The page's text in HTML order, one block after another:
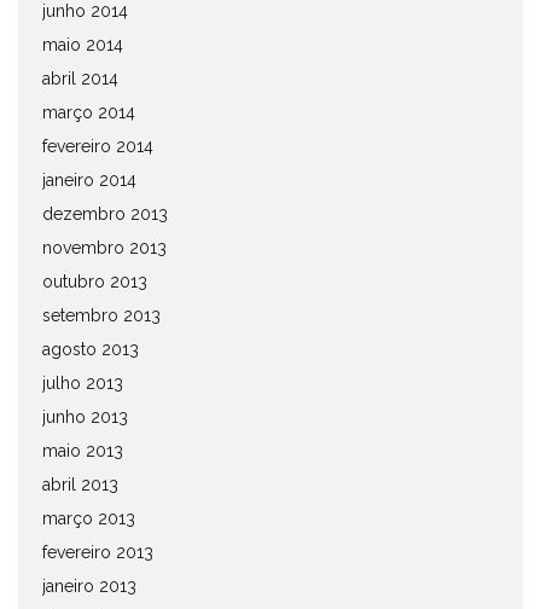
junho 2014
maio 2014
abril 2014
março 2014
fevereiro 2014
janeiro 2014
dezembro 2013
novembro 2013
outubro 2013
setembro 2013
agosto 2013
julho 2013
junho 2013
maio 2013
abril 2013
março 2013
fevereiro 2013
janeiro 2013